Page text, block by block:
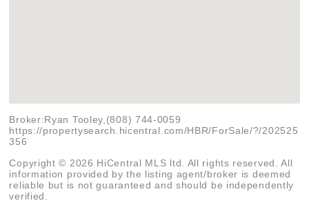
Broker:Ryan Tooley,(808) 744-0059
https://propertysearch.hicentral.com/HBR/ForSale/?/202525
356
Copyright © 2026 HiCentral MLS ltd. All rights reserved. All
information provided by the listing agent/broker is deemed
reliable but is not guaranteed and should be independently
verified.